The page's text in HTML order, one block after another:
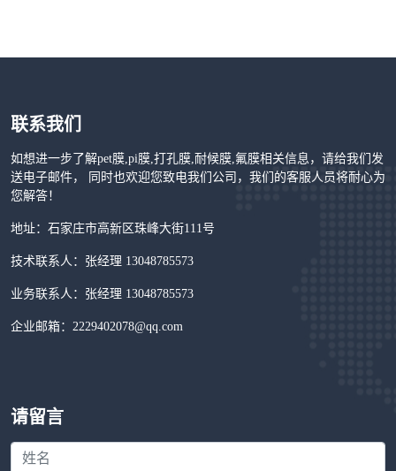
联系我们
如想进一步了解pet膜,pi膜,打孔膜,耐候膜,氟膜相关信息，请给我们发
送电子邮件， 同时也欢迎您致电我们公司，我们的客服人员将耐心为
您解答！
地址：石家庄市高新区珠峰大街111号
技术联系人：张经理 13048785573
业务联系人：张经理 13048785573
企业邮箱：2229402078@qq.com
请留言